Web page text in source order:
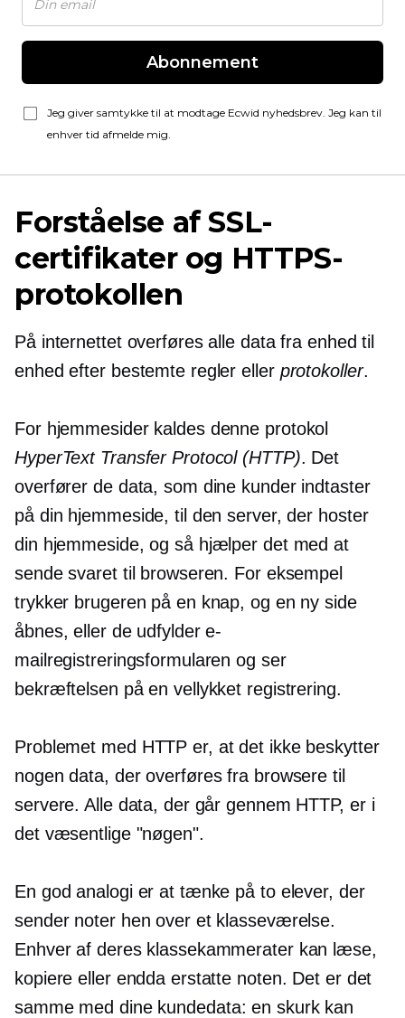
Abonnement
Jeg giver samtykke til at modtage Ecwid nyhedsbrev. Jeg kan til
enhver tid afmelde mig.
Forståelse af SSL-
certifikater og HTTPS-
protokollen
På internettet overføres alle data fra enhed til
enhed efter bestemte regler eller protokoller.
For hjemmesider kaldes denne protokol
HyperText Transfer Protocol (HTTP). Det
overfører de data, som dine kunder indtaster
på din hjemmeside, til den server, der hoster
din hjemmeside, og så hjælper det med at
sende svaret til browseren. For eksempel
trykker brugeren på en knap, og en ny side
åbnes, eller de udfylder e-
mailregistreringsformularen og ser
bekræftelsen på en vellykket registrering.
Problemet med HTTP er, at det ikke beskytter
nogen data, der overføres fra browsere til
servere. Alle data, der går gennem HTTP, er i
det væsentlige "nøgen".
En god analogi er at tænke på to elever, der
sender noter hen over et klasseværelse.
Enhver af deres klassekammerater kan læse,
kopiere eller endda erstatte noten. Det er det
samme med dine kundedata: en skurk kan